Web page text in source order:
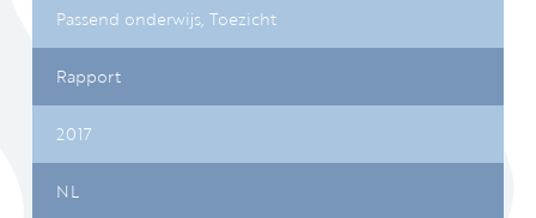
Passend onderwijs, Toezicht
Rapport
2017
NL